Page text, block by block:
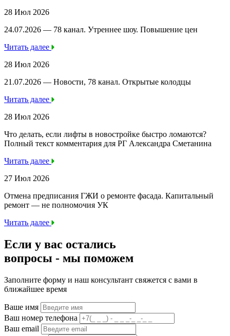
28 Июл 2026
24.07.2026 — 78 канал. Утреннее шоу. Повышение цен
Читать далее
28 Июл 2026
21.07.2026 — Новости, 78 канал. Открытые колодцы
Читать далее
28 Июл 2026
Что делать, если лифты в новостройке быстро ломаются?
Полный текст комментария для РГ Александра Сметанина
Читать далее
27 Июл 2026
Отмена предписания ГЖИ о ремонте фасада. Капитальный
ремонт — не полномочия УК
Читать далее
Если у вас остались
вопросы - мы поможем
Заполните форму и наш консультант свяжется с вами в
ближайшее время
Ваше имя
Ваш номер телефона
Ваш email